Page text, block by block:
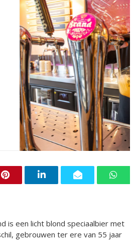
is een licht blond speciaalbier met
gebrouwen ter ere van 55 jaar